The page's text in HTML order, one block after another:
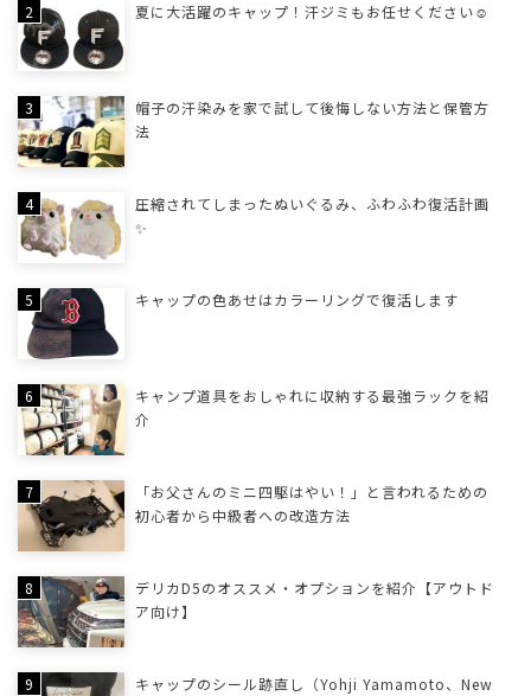
夏に大活躍のキャップ！汗ジミもお任せください☺
帽子の汗染みを家で試して後悔しない方法と保管方
法
圧縮されてしまったぬいぐるみ、ふわふわ復活計画
✨
キャップの色あせはカラーリングで復活します
キャンプ道具をおしゃれに収納する最強ラックを紹
介
「お父さんのミニ四駆はやい！」と言われるための
初心者から中級者への改造方法
デリカD5のオススメ・オプションを紹介【アウトド
ア向け】
キャップのシール跡直し（Yohji Yamamoto、New